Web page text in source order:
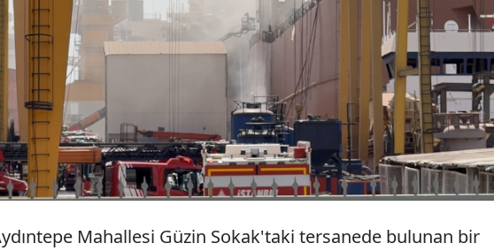
Tuzla'da, tersanede bulunan bir gemide
çıkan yangına itfaiye ekiplerince müdahale
ediliyor.
Mahallesi Güzin Sokak'taki tersanede bulunan bir